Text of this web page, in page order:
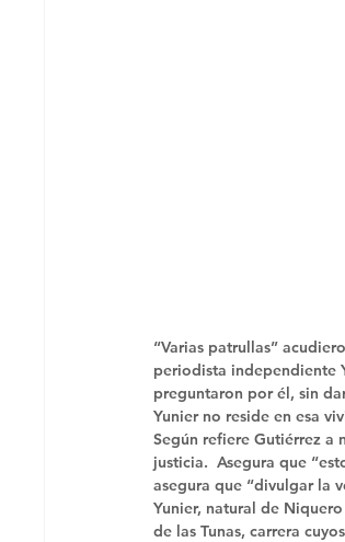
“Varias patrullas”
periodista independiente
preguntaron por él, sin
Yunier no reside en esa
Según refiere Gutiérrez a
justicia.  Asegura que
asegura que “divulgar la
Yunier, natural de
de las Tunas, carrera